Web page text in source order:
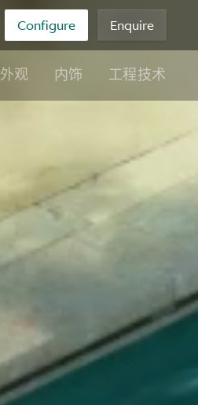
Configure Enquire
外观 内饰 工程技术